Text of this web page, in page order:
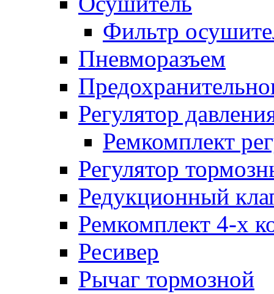
Фильтр
Пневморазъем
Регулятор
Ремкомплект
Регулятор
Редукционный
Ремкомплект 4-х
Ресивер
Рычаг тормозной